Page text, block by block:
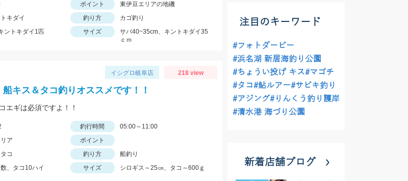
ポイント
東伊豆エリアの地磯
キダイ 釣り方
カゴ釣り
ントキダイ1匹 サイズ
サバ40~35cm、キントキダイ35
ｃｍ
イシグロ岐阜店 218 view
キス＆タコ釣りオススメです！！
エギは必須ですよ！！
釣行時間
05:00～11:00
ア
ポイント
コ 釣り方
船釣り
、タコ10ハイ サイズ シロギス～25㎝、タコ～600ｇ
注目のキーワード
#フォトダービー
#浜名湖 新居海釣り公園
#ちょうい投げ キス#マゴチ
#タコ#鮎ルアー#サビキ釣り
#アジング#りんくう釣り護岸
#清水港 海づり公園
新着店舗ブログ